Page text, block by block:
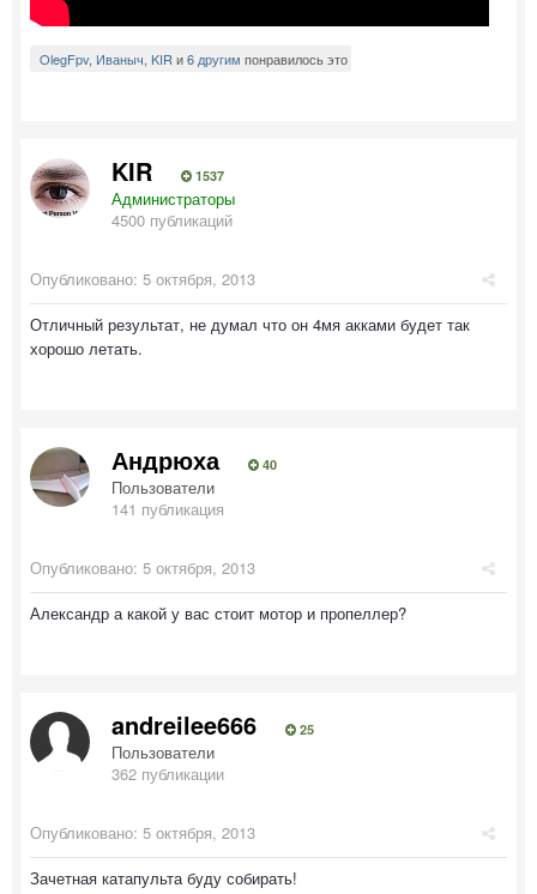
OlegFpv, Иваныч KIR и6 другим понравилось это
KIR 1537
Администраторы
4500 публикаций
Опубликовано: 5 октября, 2013
Отличный результат, не думал что он 4мя акками будет так
хорошо летать.
Андрюха 40
Пользователи
141 публикация
Опубликовано: 5 октября, 2013
Александр а какой у вас стоит мотор и пропеллер?
andreilee666 25
Пользователи
362 публикации
Опубликовано: 5 октября, 2013
Зачетная катапульта буду собирать!